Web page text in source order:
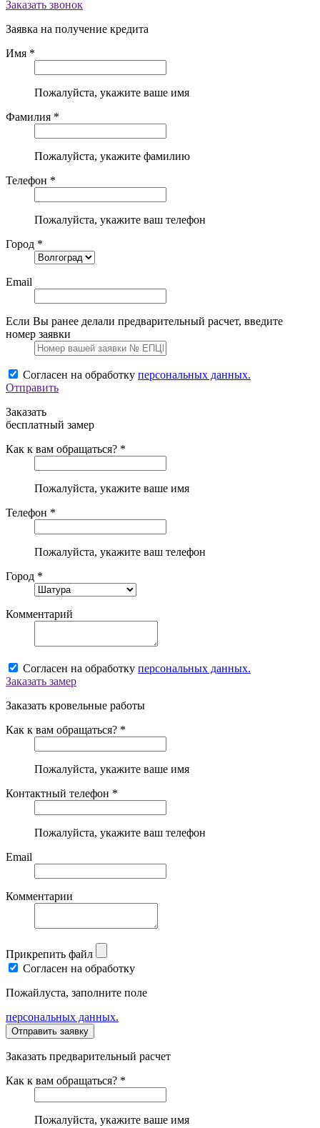
Заказать звонок
Заявка на получение кредита
Имя *
Пожалуйста, укажите ваше имя
Фамилия *
Пожалуйста, укажите фамилию
Телефон *
Пожалуйста, укажите ваш телефон
Город *
Email
Если Вы ранее делали предварительный расчет, введите
номер заявки
Согласен на обработку персональных данных.
Отправить
Заказать
бесплатный замер
Как к вам обращаться? *
Пожалуйста, укажите ваше имя
Телефон *
Пожалуйста, укажите ваш телефон
Город *
Комментарий
Согласен на обработку персональных данных.
Заказать замер
Заказать кровельные работы
Как к вам обращаться? *
Пожалуйста, укажите ваше имя
Контактный телефон *
Пожалуйста, укажите ваш телефон
Email
Комментарии
Прикрепить файл
Согласен на обработку
Пожайлуста, заполните поле
персональных данных.
Заказать предварительный расчет
Как к вам обращаться? *
Пожалуйста, укажите ваше имя